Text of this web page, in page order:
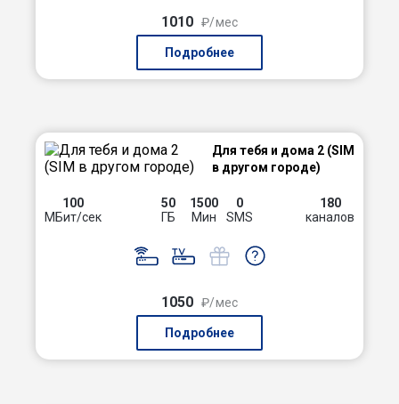
1010 ₽/мес
Подробнее
Для тебя и дома 2 (SIM
в другом городе)
100
МБит/сек
50
ГБ
1500
Мин
0
SMS
180
каналов
1050 ₽/мес
Подробнее